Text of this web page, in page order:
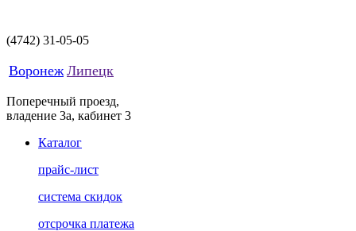
(4742) 31-05-05
Воронеж Липецк
Поперечный проезд,
владение 3а, кабинет 3
Каталог
прайс-лист
система скидок
отсрочка платежа